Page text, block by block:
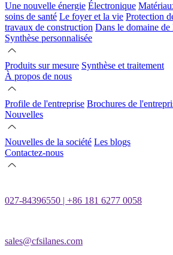
Une nouvelle énergie Électronique
soins de santé Le foyer et la vie Protection
travaux de construction Dans le domaine
Synthèse personnalisée
Produits sur mesure Synthèse et traitement
À propos de nous
Profile de l'entreprise Brochures de
Nouvelles
Nouvelles de la société Les blogs
Contactez-nous
027-84396550 | +86 181 6277 0058
sales@cfsilanes.com